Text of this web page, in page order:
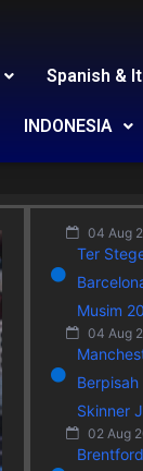
Spanish &
INDONESIA
04 Aug
Ter
Musim
04 Aug
Skinner
02 Aug